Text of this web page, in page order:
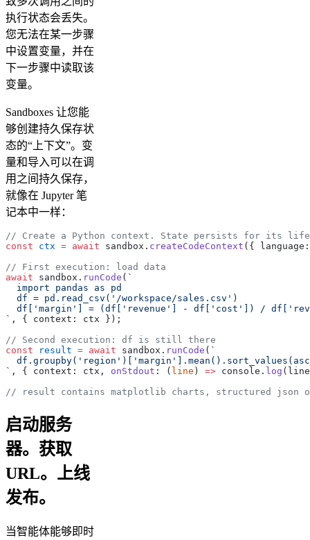
执行状态会丢失。
您无法在某一步骤
中设置变量，并在
下一步骤中读取该
变量。
Sandboxes 让您能
够创建持久保存状
态的“上下文”。变
量和导入可以在调
用之间持久保存，
就像在 Jupyter 笔
记本中一样：
// Create a Python context. State persists for its
const ctx = await sandbox. createCodeContext ({
// First execution: load data
await sandbox. runCode ( `
  import pandas as pd
  df = pd.read_csv('/workspace/sales.csv')
df['margin'] = (df['revenue'] - df['cost']) /
` , { context: ctx });
// Second execution: df is still there
const result = await sandbox. runCode ( `
` , { context: ctx, onStdout : ( line ) => console. log
// result contains matplotlib charts, structured json
启动服务
器。获取
URL。上线
发布。
当智能体能够即时